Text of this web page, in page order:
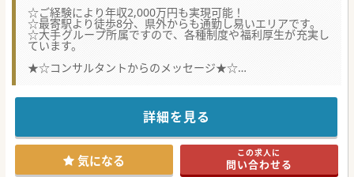
☆ご経験により年収2,000万円も実現可能！
☆最寄駅より徒歩8分、県外からも通勤し易いエリアです。
☆大手グループ所属ですので、各種制度や福利厚生が充実し
ています。
★☆コンサルタントからのメッセージ★☆
地域に根差した医療を提供する総合病院です。診療体制強化
最寄り駅は県内外からのアクセスも良く、駅からは徒歩数
分、インターも近く通勤のし易さもポイントです。
大手グループならではの充実した福利厚生も魅力的です。
ご興味をお持ちの方は、まずはお気軽にお問合せください。
#秋入職可
詳細を見る
気になる この求人に
問い合わせる